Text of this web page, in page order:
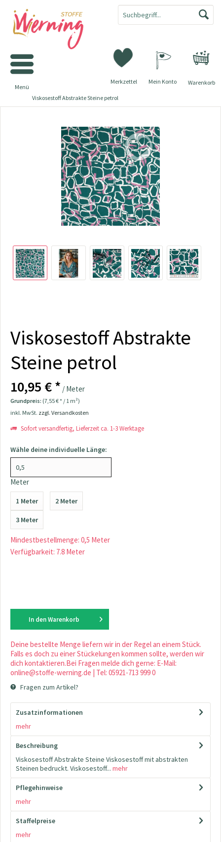
Warenkorb
Merkzettel Mein Konto
Menü
Viskosestoff Abstrakte Steine petrol
Viskosestoff Abstrakte
Steine petrol
10,95 € * / Meter
Grundpreis: (7,55 € * / 1 m²)
inkl. MwSt. zzgl. Versandkosten
Sofort versandfertig, Lieferzeit ca. 1-3 Werktage
Wähle deine individuelle Länge:
Meter
1 Meter 2 Meter
3 Meter
Mindestbestellmenge: 0,5 Meter
Verfügbarkeit: 7.8 Meter
In den Warenkorb
Deine bestellte Menge liefern wir in der Regel an einem Stück.
Falls es doch zu einer Stückelungen kommen sollte, werden wir
dich kontaktieren.Bei Fragen melde dich gerne: E-Mail:
online@stoffe-werning.de | Tel: 05921-713 999 0
Fragen zum Artikel?
Zusatzinformationen
mehr
Beschreibung
Viskosestoff Abstrakte Steine Viskosestoff mit abstrakten
Steinen bedruckt. Viskosestoff... mehr
Pflegehinweise
mehr
Staffelpreise
mehr